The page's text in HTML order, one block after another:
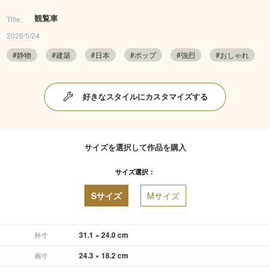
Title: 観覧車
2026/5/24
#静物
#建築 #日本 #ポップ #強烈 #おしゃれ
好きなスタイルにカスタマイズする
サイズを選択して作品を購入
サイズ選択：
Sサイズ Mサイズ
外寸 31.1 × 24.0 cm
画寸 24.3 × 18.2 cm